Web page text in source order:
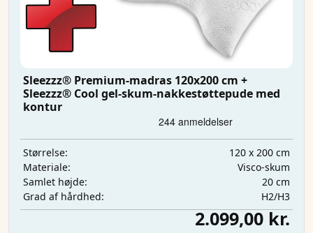
Sleezzz® Premium-madras 120x200 cm +
Sleezzz® Cool gel-skum-nakkestøttepude med
kontur
Størrelse:
120 x 200 cm
Materiale:
Visco-skum
Samlet højde:
20 cm
Grad af hårdhed:
H2/H3
2.099,00 kr.